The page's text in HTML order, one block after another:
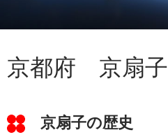
京都府 京扇子
京扇子の歴史